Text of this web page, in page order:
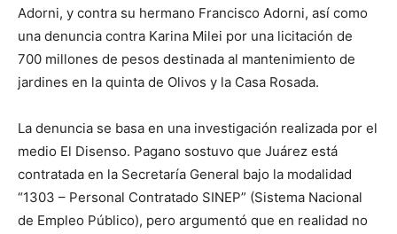
Adorni, y contra su hermano Francisco Adorni, así como
una denuncia contra Karina Milei por una licitación de
700 millones de pesos destinada al mantenimiento de
jardines en la quinta de Olivos y la Casa Rosada.
La denuncia se basa en una investigación realizada por el
medio El Disenso. Pagano sostuvo que Juárez está
contratada en la Secretaría General bajo la modalidad
“1303 – Personal Contratado SINEP” (Sistema Nacional
de Empleo Público), pero argumentó que en realidad no